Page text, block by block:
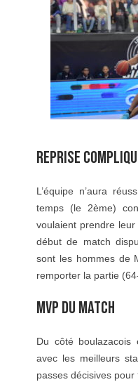
REPRISE
L’équipe n’aura
temps (le 2ème)
voulaient prendre
début de match
sont les hommes de
remporter la partie
MVP DU MATCH
Du côté boulazacois
avec les meilleurs
passes décisives pour